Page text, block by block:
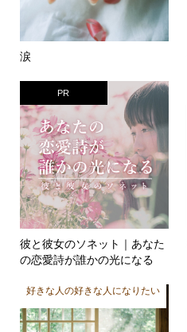
涙
PR
彼と彼女のソネット｜あなた
の恋愛詩が誰かの光になる
好きな人の好きな人になりたい